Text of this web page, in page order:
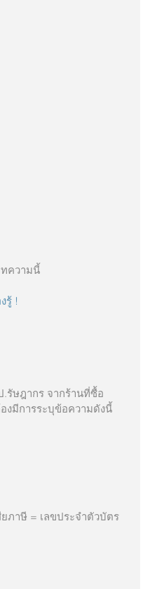
บทความนี้
รู้ !
งมีการระบุข้อความดังนี้